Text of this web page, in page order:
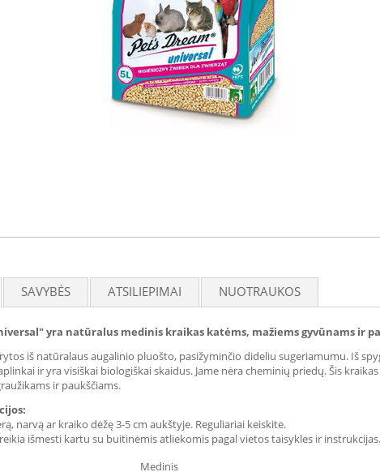
SAVYBĖS ATSILIEPIMAI NUOTRAUKOS
yra natūralus medinis kraikas katėms, mažiems gyvūnams ir
iš natūralaus augalinio pluošto, pasižyminčio dideliu sugeriamumu. Iš
ir yra visiškai biologiškai skaidus. Jame nėra cheminių priedų. Šis
ir paukščiams.
narvą ar kraiko dėžę 3-5 cm aukštyje. Reguliariai keiskite.
išmesti kartu su buitinėmis atliekomis pagal vietos taisykles ir instrukcijas.
Medinis